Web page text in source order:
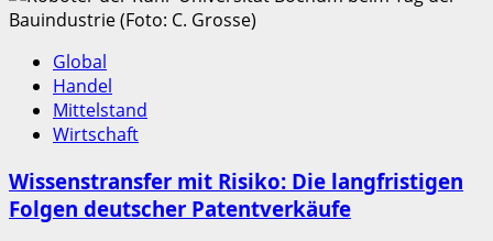
Global
Handel
Mittelstand
Wirtschaft
Wissenstransfer mit Risiko: Die langfristigen
Folgen deutscher Patentverkäufe